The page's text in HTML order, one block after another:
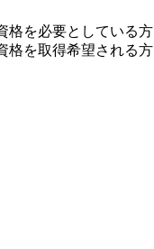
格を必要としている方
格を取得希望される方